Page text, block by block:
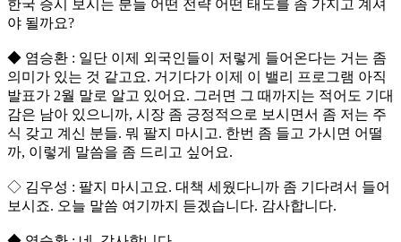
한국 증시 보시는 분들 어떤 전략 어떤 태도를 좀 가지고 계셔
야 될까요?
◆ 염승환 : 일단 이제 외국인들이 저렇게 들어온다는 거는 좀
의미가 있는 것 같고요. 거기다가 이제 이 밸리 프로그램 아직
발표가 2월 말로 알고 있어요. 그러면 그 때까지는 적어도 기대
감은 남아 있으니까, 시장 좀 긍정적으로 보시면서 좀 저는 주
식 갖고 계신 분들. 뭐 팔지 마시고. 한번 좀 들고 가시면 어떨
까, 이렇게 말씀을 좀 드리고 싶어요.
◇ 김우성 : 팔지 마시고요. 대책 세웠다니까 좀 기다려서 들어
보시죠. 오늘 말씀 여기까지 듣겠습니다. 감사합니다.